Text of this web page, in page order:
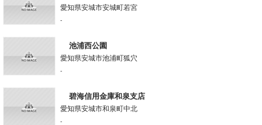
愛知県安城市安城町若宮
-
池浦西公園
愛知県安城市池浦町狐穴
-
碧海信用金庫和泉支店
愛知県安城市和泉町中北
-